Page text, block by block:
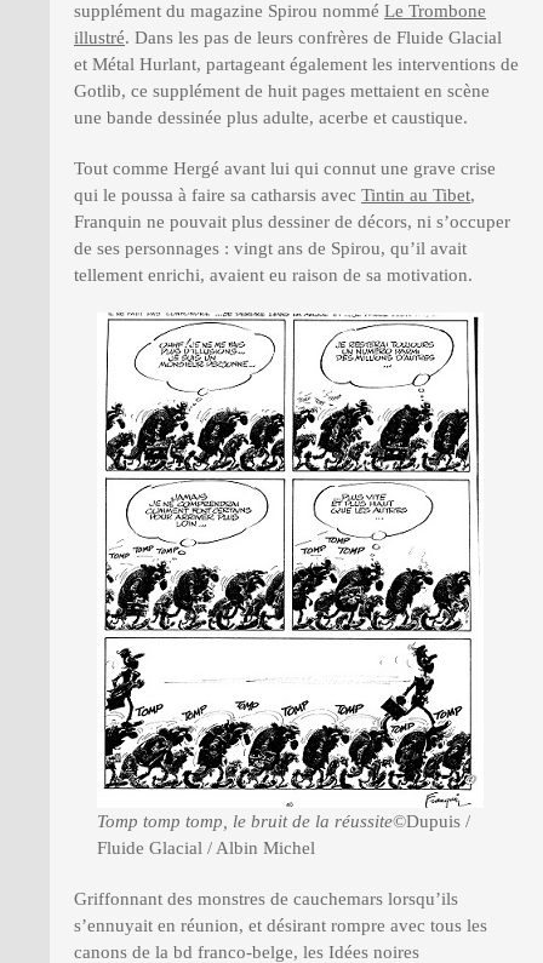
supplément du magazine Spirou nommé Le Trombone
illustré. Dans les pas de leurs confrères de Fluide Glacial
et Métal Hurlant, partageant également les interventions de
Gotlib, ce supplément de huit pages mettaient en scène
une bande dessinée plus adulte, acerbe et caustique.
Tout comme Hergé avant lui qui connut une grave crise
qui le poussa à faire sa catharsis avec Tintin au Tibet,
Franquin ne pouvait plus dessiner de décors, ni s’occuper
de ses personnages : vingt ans de Spirou, qu’il avait
tellement enrichi, avaient eu raison de sa motivation.
Tomp tomp tomp, le bruit de la réussite©Dupuis /
Fluide Glacial / Albin Michel
Griffonnant des monstres de cauchemars lorsqu’ils
s’ennuyait en réunion, et désirant rompre avec tous les
canons de la bd franco-belge, les Idées noires